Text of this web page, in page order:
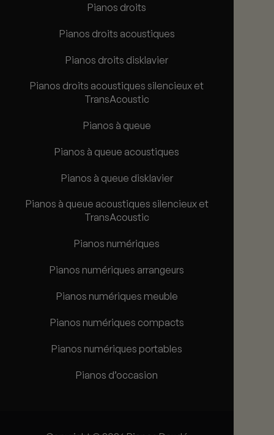
Pianos droits
Pianos droits acoustiques
Pianos droits disklavier
Pianos droits acoustiques silencieux et
TransAcoustic
Pianos à queue
Pianos à queue acoustiques
Pianos à queue disklavier
Pianos à queue acoustiques silencieux et
TransAcoustic
Pianos numériques
Pianos numériques arrangeurs
Pianos numériques meuble
Pianos numériques compacts
Pianos numériques portables
Pianos d’occasion